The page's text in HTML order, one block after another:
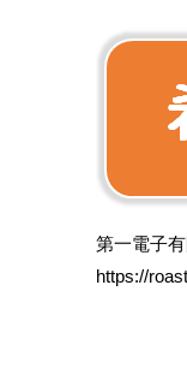
第一電子
https://